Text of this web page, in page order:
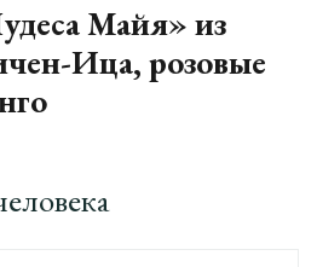
Майя» из
Ица, розовые